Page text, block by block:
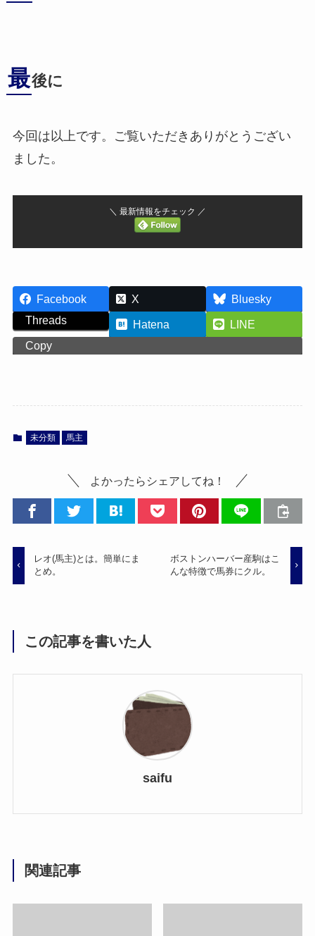
最後に
今回は以上です。ご覧いただきありがとうござい
ました。
＼ 最新情報をチェック ／
Facebook X
Bluesky
Threads
Hatena
LINE
Copy
未分類 馬主
よかったらシェアしてね！
レオ(馬主)とは。簡単にま
とめ。
ボストンハーバー産駒はこ
んな特徴で馬券にクル。
この記事を書いた人
saifu
関連記事